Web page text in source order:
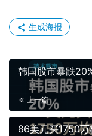
生成海报
韩国股市暴跌
上一篇
86美元买1750